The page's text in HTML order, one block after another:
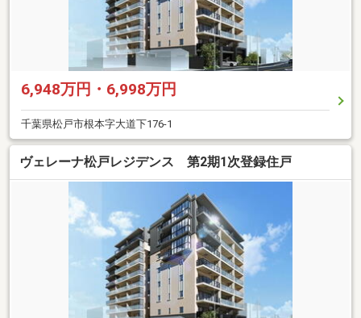
6,948万円・6,998万円
千葉県松戸市根本字大道下176-1
ヴェレーナ松戸レジデンス 第2期1次登録住戸